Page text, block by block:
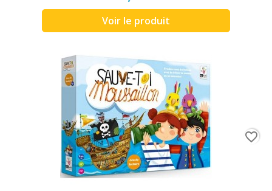
Voir le produit
favorite_border